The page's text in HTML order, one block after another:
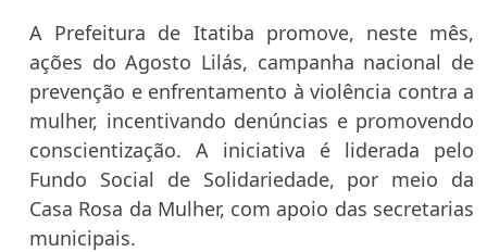
A Prefeitura de Itatiba promove, neste mês,
ações do Agosto Lilás, campanha nacional de
prevenção e enfrentamento à violência contra a
mulher, incentivando denúncias e promovendo
conscientização. A iniciativa é liderada pelo
Fundo Social de Solidariedade, por meio da
Casa Rosa da Mulher, com apoio das secretarias
municipais.